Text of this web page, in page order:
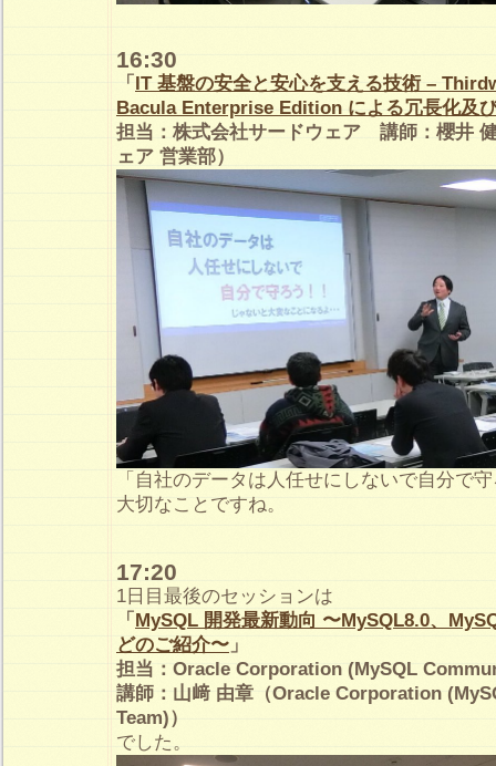
16:30
「 IT 基盤の安全と安心を支える技術 –
Bacula Enterprise Edition による冗長化及
担当：株式会社サードウェア 講師：櫻井
ェア 営業部）
「自社のデータは人任せにしないで自分で
大切なことですね。
17:20
1日目最後のセッションは
「 MySQL 開発最新動向 〜MySQL8.0、
どのご紹介〜 」
担当：Oracle Corporation (MySQL
講師：山﨑 由章（Oracle Corporation
Team)）
でした。